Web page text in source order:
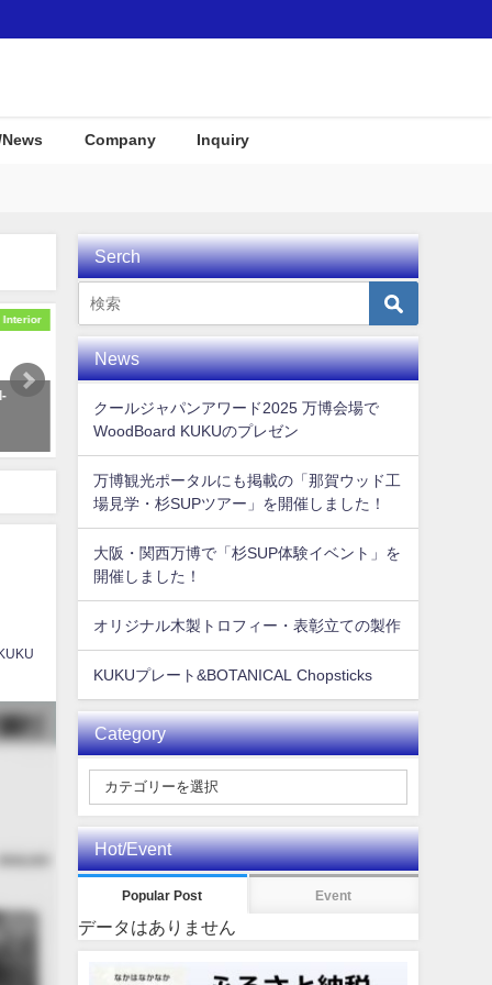
Company Inquiry
Interior
品（WoodBoard KUKU関係）
「STORYLINE 瀬長島」の
Serch
News
クールジャパンアワード2025 万博会場で
WoodBoard KUKUのプレゼン
万博観光ポータルにも掲載の「那賀ウッド工
場見学・杉SUPツアー」を開催しました！
大阪・関西万博で「杉SUP体験イベント」を
開催しました！
オリジナル木製トロフィー・表彰立ての製作
KUKUプレート&BOTANICAL Chopsticks
Category
Hot/Event
Popular Post Event
データはありません